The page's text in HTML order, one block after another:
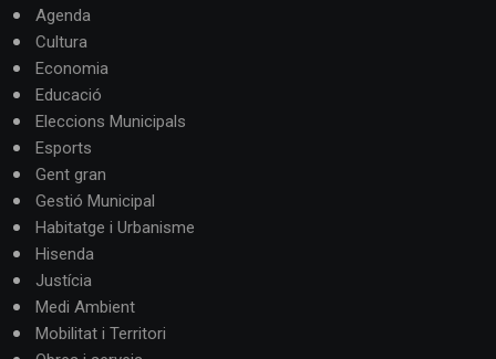
Agenda
Cultura
Economia
Educació
Eleccions Municipals
Esports
Gent gran
Gestió Municipal
Habitatge i Urbanisme
Hisenda
Justícia
Medi Ambient
Mobilitat i Territori